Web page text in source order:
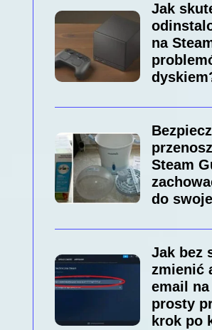
Jak
na
Steam
do
Jak bez
zmienić
email na
prosty
krok po